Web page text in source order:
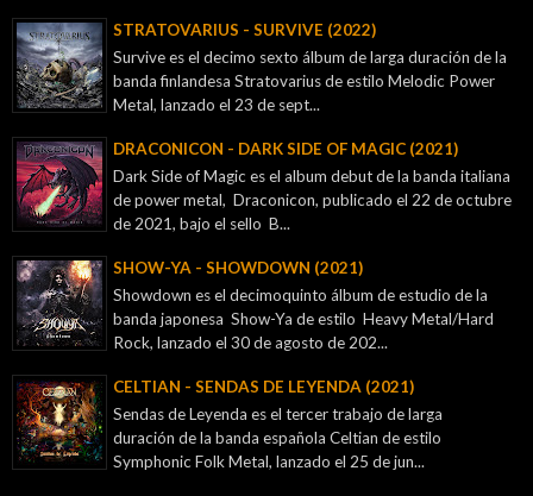
STRATOVARIUS - SURVIVE (2022)
Survive es el decimo sexto álbum de larga duración de la
banda finlandesa Stratovarius de estilo Melodic Power
Metal, lanzado el 23 de sept...
DRACONICON - DARK SIDE OF MAGIC (2021)
Dark Side of Magic es el album debut de la banda italiana
de power metal, Draconicon, publicado el 22 de octubre
de 2021, bajo el sello B...
SHOW-YA - SHOWDOWN (2021)
Showdown es el decimoquinto álbum de estudio de la
banda japonesa Show-Ya de estilo Heavy Metal/Hard
Rock, lanzado el 30 de agosto de 202...
CELTIAN - SENDAS DE LEYENDA (2021)
Sendas de Leyenda es el tercer trabajo de larga
duración de la banda española Celtian de estilo
Symphonic Folk Metal, lanzado el 25 de jun...